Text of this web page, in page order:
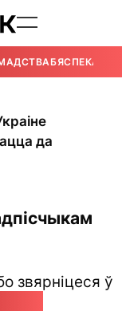
БЯСПЕКА
да
звярніцеся ў